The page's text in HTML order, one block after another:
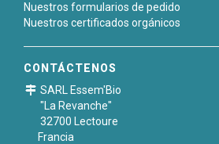
Nuestros formularios de pedido
Nuestros certificados orgánicos
CONTÁCTENOS
SARL Essem'Bio
"La Revanche"
32700 Lectoure
Francia